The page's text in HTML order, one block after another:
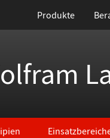
Produkte